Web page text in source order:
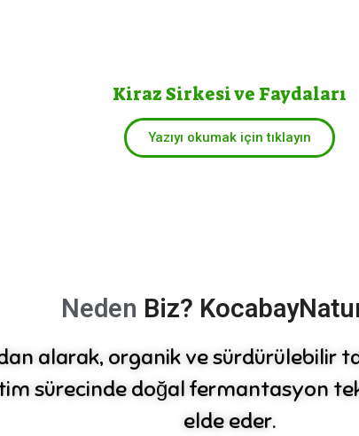
Kiraz Sirkesi ve Faydaları
Yazıyı okumak için tıklayın
Neden Biz?
alarak, organik ve sürdürülebilir
sürecinde doğal fermantasyon
elde eder.